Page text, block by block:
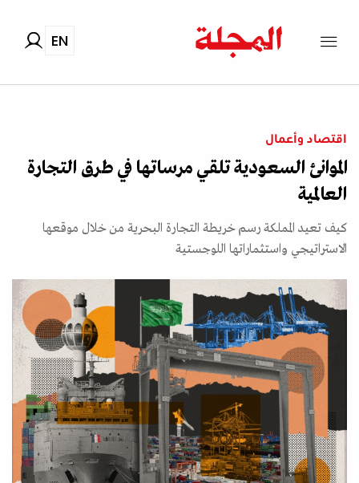
EN
اقتصاد وأعمال
الموانئ السعودية تلقي مرساتها في طرق التجارة
العالمية
كيف تعيد المملكة رسم خريطة التجارة البحرية من خلال موقعها
الاستراتيجي واستثماراتها اللوجستية